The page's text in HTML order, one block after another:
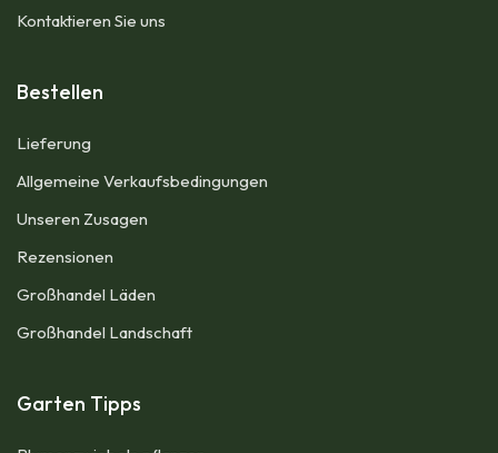
Kontaktieren Sie uns
Bestellen
Lieferung
Allgemeine Verkaufsbedingungen​
Unseren Zusagen
Rezensionen
Großhandel Läden
Großhandel Landschaft
Garten Tipps